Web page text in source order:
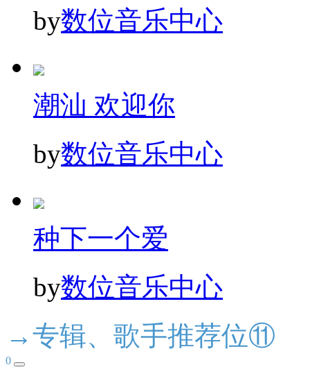
by数位音乐中心
潮汕 欢迎你
by数位音乐中心
种下一个爱
by数位音乐中心
→专辑、歌手推荐位⑪
0